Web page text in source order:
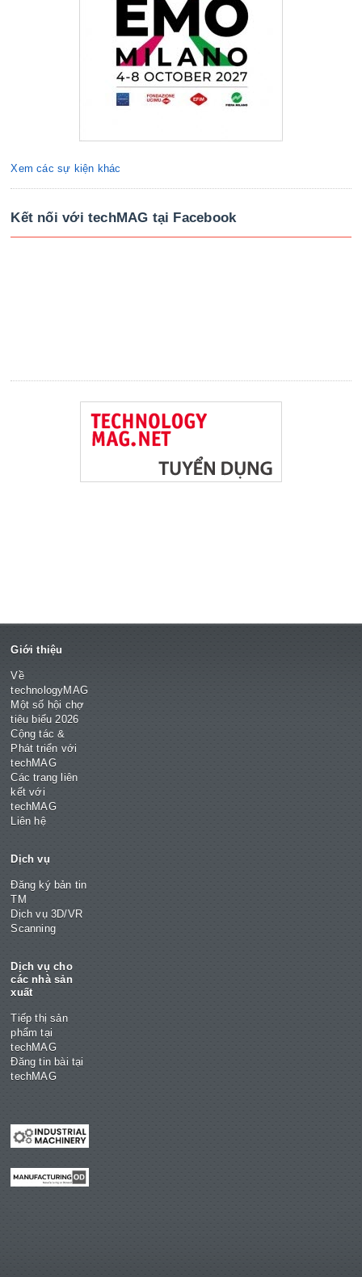
Xem các sự kiện khác
Kết nối với techMAG tại Facebook
Giới thiệu
Về
technologyMAG
Một số hội chợ
tiêu biểu 2026
Cộng tác &
Phát triển với
techMAG
Các trang liên
kết với
techMAG
Liên hệ
Dịch vụ
Đăng ký bản tin
TM
Dịch vụ 3D/VR
Scanning
Dịch vụ cho
các nhà sản
xuất
Tiếp thị sản
phẩm tại
techMAG
Đăng tin bài tại
techMAG